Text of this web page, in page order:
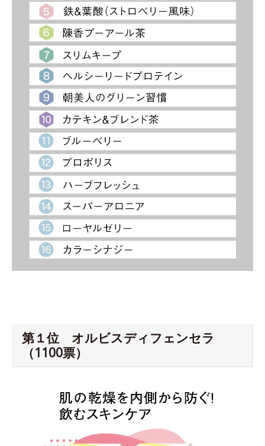
第１位 オルビスディフェンセラ
（1100票）